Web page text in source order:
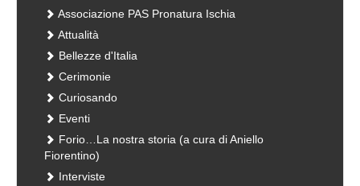
Associazione PAS Pronatura Ischia
Attualità
Bellezze d'Italia
Cerimonie
Curiosando
Eventi
Forio…La nostra storia (a cura di Aniello
Fiorentino)
Interviste